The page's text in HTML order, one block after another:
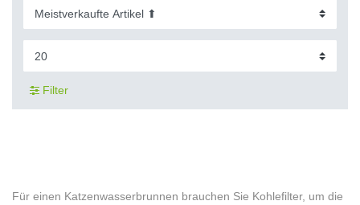
Filter
Für einen Katzenwasserbrunnen brauchen Sie Kohlefilter, um die